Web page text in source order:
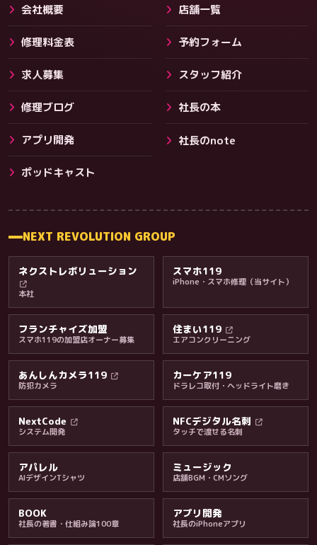
その他サービス
料金・保証・ご案内
会社概要 店舗一覧
修理料金表 予約フォーム
求人募集 スタッフ紹介
修理ブログ 社長の本
アプリ開発 社長のnote
ポッドキャスト
NEXT REVOLUTION GROUP
ネクストレボリューション
本社
スマホ119
iPhone・スマホ修理（当サイト）
フランチャイズ加盟
スマホ119の加盟店オーナー募集
住まい119
エアコンクリーニング
あんしんカメラ119
防犯カメラ
カーケア119
ドラレコ取付・ヘッドライト磨き
NextCode
システム開発
NFCデジタル名刺
タッチで渡せる名刺
アパレル
AIデザインTシャツ
ミュージック
店舗BGM・CMソング
BOOK
社長の著書・仕組み論100章
アプリ開発
社長のiPhoneアプリ